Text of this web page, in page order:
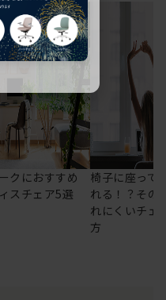
クにおすすめ
スチェア5選
椅子に座って
れる！？その
れにくいチェ
方